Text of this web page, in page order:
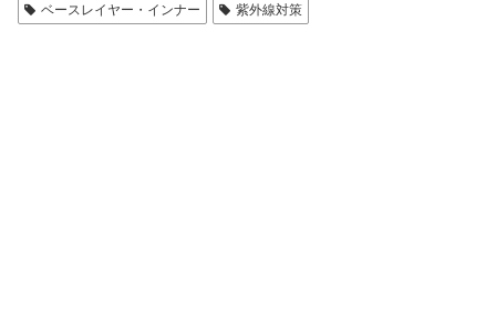
ベースレイヤー・インナー
紫外線対策